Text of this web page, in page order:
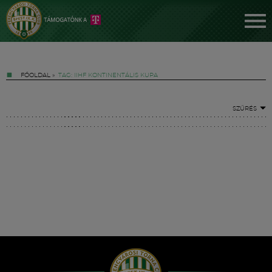
FŐOLDAL » TAG: IIHF KONTINENTÁLIS KUPA
SZŰRÉS
Hírek